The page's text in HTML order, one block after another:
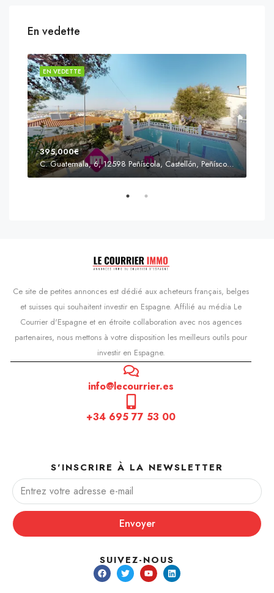
En vedette
EN VEDETTE
395,000€
C. Guatemala, 6, 12598 Peñíscola, Castellón, Peñíscola, Communauté valencienne
Ce site de petites annonces est dédié aux acheteurs français, belges
et suisses qui souhaitent investir en Espagne. Affilié au média Le
Courrier d'Espagne et en étroite collaboration avec nos agences
partenaires, nous mettons à votre disposition les meilleurs outils pour
investir en Espagne.
info@lecourrier.es
+34 695 77 53 00
S'INSCRIRE À LA NEWSLETTER
Envoyer
SUIVEZ-NOUS